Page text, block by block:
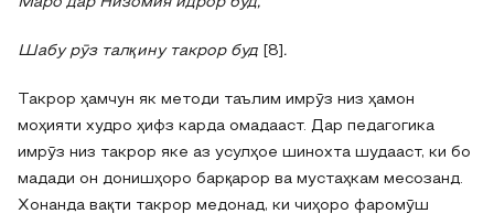
Шабу рӯз талқину такрор буд [8] .
Такрор ҳамчун як методи таълим имрӯз низ ҳамон
моҳияти худро ҳифз карда омадааст. Дар педагогика
имрӯз низ такрор яке аз усулҳое шинохта шудааст, ки бо
мадади он донишҳоро барқарор ва мустаҳкам месозанд.
Хонанда вақти такрор медонад, ки чиҳоро фаромӯш